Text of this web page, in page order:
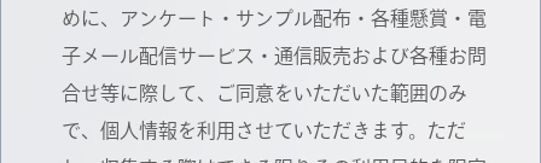
めに、アンケート・サンプル配布・各種懸賞・電
子メール配信サービス・通信販売および各種お問
合せ等に際して、ご同意をいただいた範囲のみ
で、個人情報を利用させていただきます。ただ